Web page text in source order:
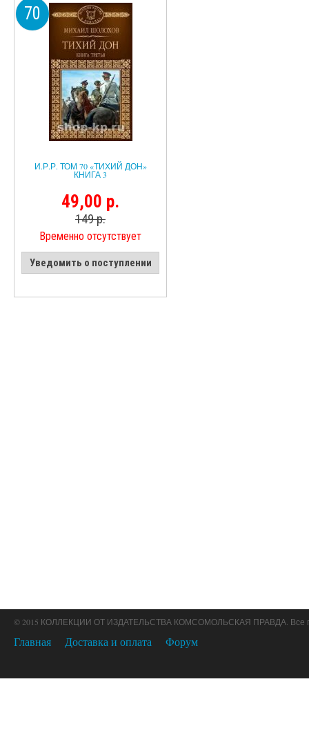
70
И.Р.Р. ТОМ 70 «ТИХИЙ ДОН»
КНИГА 3
49,00 р.
149 р.
Временно отсутствует
Уведомить о поступлении
© 2015 КОЛЛЕКЦИИ ОТ ИЗДАТЕЛЬСТВА КОМСОМОЛЬСКАЯ ПРАВДА. Все
Главная Доставка и оплата Форум